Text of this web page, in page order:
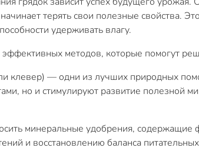
терять свои полезные свойства.
удерживать влагу.
методов, которые помогут
клевер) — одни из лучших природных
но и стимулируют развитие полезной
минеральные удобрения, содержащие
и восстановлению баланса